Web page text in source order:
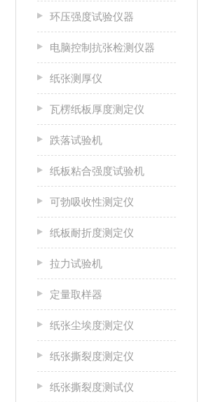
环压强度试验仪器
电脑控制抗张检测仪器
纸张测厚仪
瓦楞纸板厚度测定仪
跌落试验机
纸板粘合强度试验机
可勃吸收性测定仪
纸板耐折度测定仪
拉力试验机
定量取样器
纸张尘埃度测定仪
纸张撕裂度测定仪
纸张撕裂度测试仪